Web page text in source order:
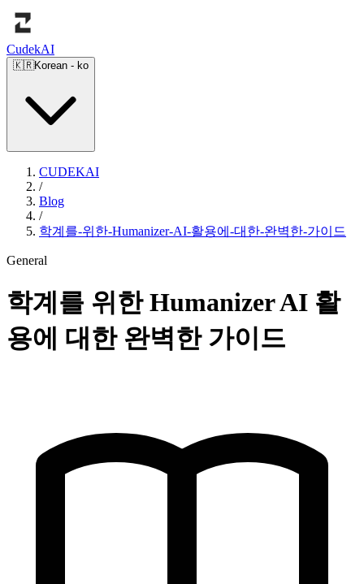
CudekAI
🇰🇷Korean - ko
CUDEKAI
/
Blog
/
학계를-위한-Humanizer-AI-활용에-대한-완벽한-가이드
General
학계를 위한 Humanizer AI 활
용에 대한 완벽한 가이드